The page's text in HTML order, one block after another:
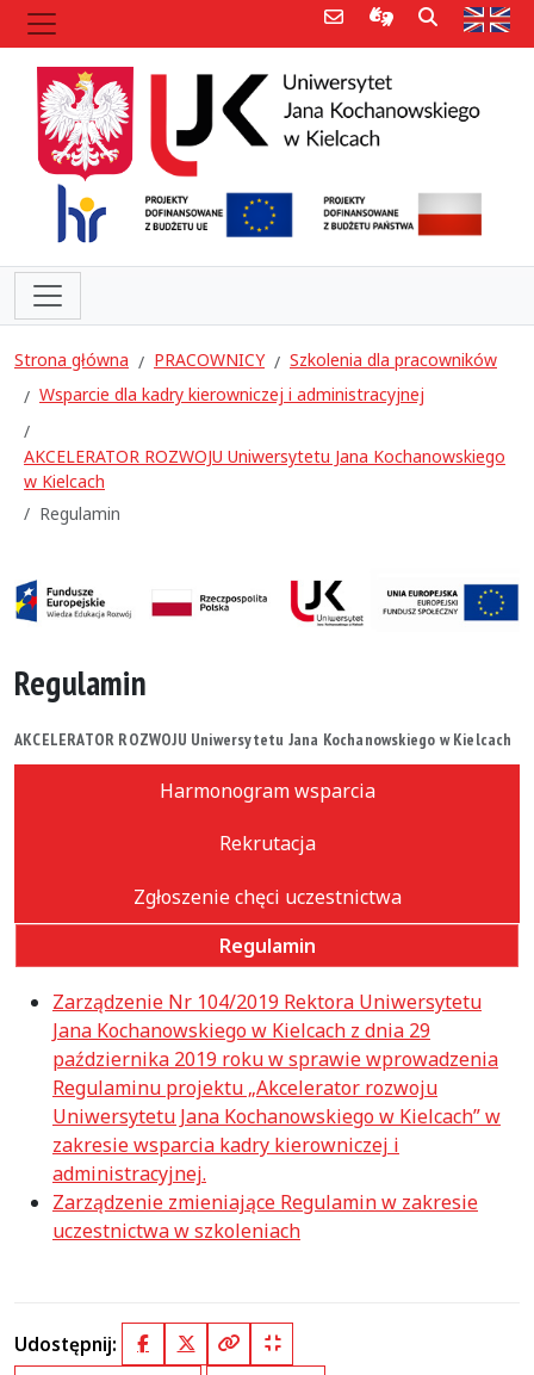
Poczta e-mailInformacje dla
Szukaj
Strona główna PRACOWNICY
Szkolenia dla pracowników
Wsparcie dla kadry kierowniczej i administracyjnej
AKCELERATOR ROZWOJU Uniwersytetu Jana Kochanowskiego
w Kielcach
Regulamin
Regulamin
AKCELERATOR ROZWOJU Uniwersytetu Jana Kochanowskiego w Kielcach
Harmonogram wsparcia
Rekrutacja
Zgłoszenie chęci uczestnictwa
Regulamin
Zarządzenie Nr 104/2019 Rektora Uniwersytetu
Jana Kochanowskiego w Kielcach z dnia 29
października 2019 roku w sprawie wprowadzenia
Regulaminu projektu „Akcelerator rozwoju
Uniwersytetu Jana Kochanowskiego w Kielcach” w
zakresie wsparcia kadry kierowniczej i
administracyjnej.
Zarządzenie zmieniające Regulamin w zakresie
uczestnictwa w szkoleniach
Udostępnij: FacebookX (Twitter)
Kopiuj pełny link
Kopiuj krótki link